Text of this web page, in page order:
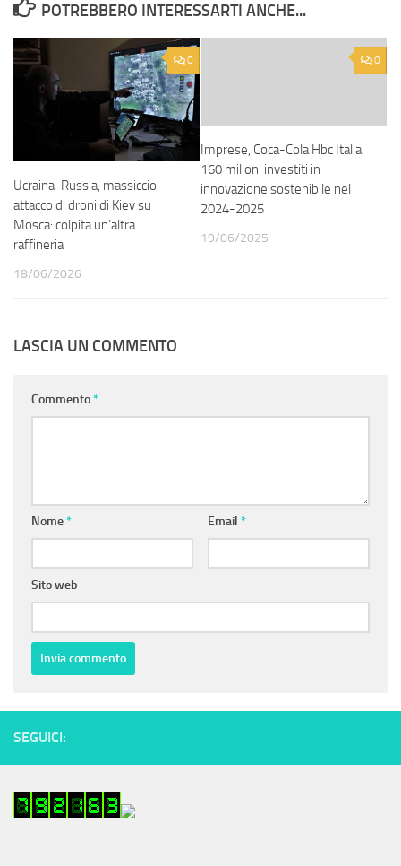
POTREBBERO INTERESSARTI ANCHE...
0
Ucraina-Russia, massiccio
attacco di droni di Kiev su
Mosca: colpita un’altra
raffineria
18/06/2026
0
Imprese, Coca-Cola Hbc Italia:
160 milioni investiti in
innovazione sostenibile nel
2024-2025
19/06/2025
LASCIA UN COMMENTO
Commento*
Nome* Email *
Sito web
SEGUICI: